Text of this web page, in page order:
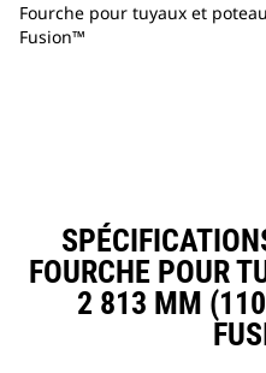
Fourche pour tuyaux et
Fusion™
FOURCHE POUR
2 813 MM